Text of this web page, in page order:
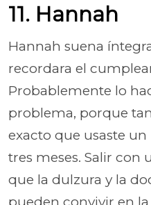
11. Hannah
Hannah suena
recordara el
Probablemente lo
problema, porque
exacto que usaste
tres meses. Salir con
que la dulzura y la
pueden convivir en